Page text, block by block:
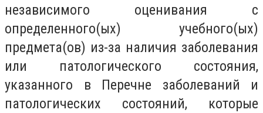
независимого оценивания с
определенного(ых) учебного(ых)
предмета(ов) из-за наличия заболевания
или патологического состояния,
указанного в Перечне заболеваний и
патологических состояний, которые